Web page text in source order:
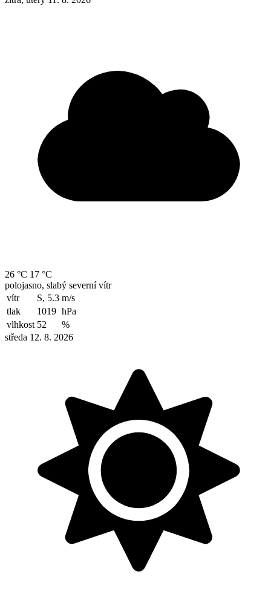
26 °C 17 °C
polojasno, slabý severní vítr
vítr
S, 5.3 m/s
tlak
1019 hPa
vlhkost 52
%
středa 12. 8. 2026